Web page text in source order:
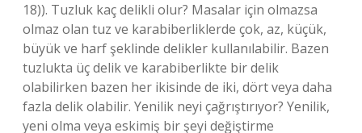
18)). Tuzluk kaç delikli olur? Masalar için olmazsa
olmaz olan tuz ve karabiberliklerde çok, az, küçük,
büyük ve harf şeklinde delikler kullanılabilir. Bazen
tuzlukta üç delik ve karabiberlikte bir delik
olabilirken bazen her ikisinde de iki, dört veya daha
fazla delik olabilir. Yenilik neyi çağrıştırıyor? Yenilik,
yeni olma veya eskimiş bir şeyi değiştirme